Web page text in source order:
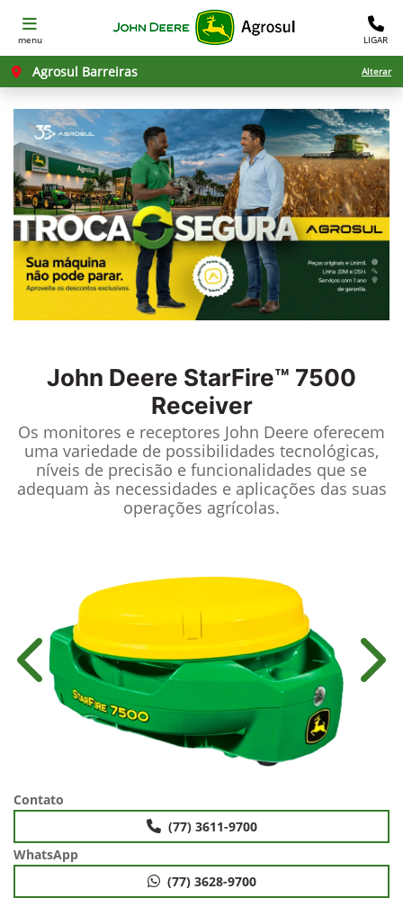
menu LIGAR
Agrosul Barreiras Alterar
John Deere StarFire™ 7500
Receiver
Os monitores e receptores John Deere oferecem
uma variedade de possibilidades tecnológicas,
níveis de precisão e funcionalidades que se
adequam às necessidades e aplicações das suas
operações agrícolas.
Anterior
Contato
(77) 3611-9700
WhatsApp
(77) 3628-9700